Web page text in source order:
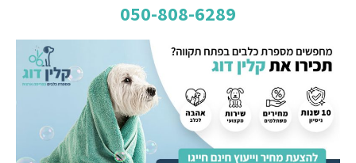
050-808-6289